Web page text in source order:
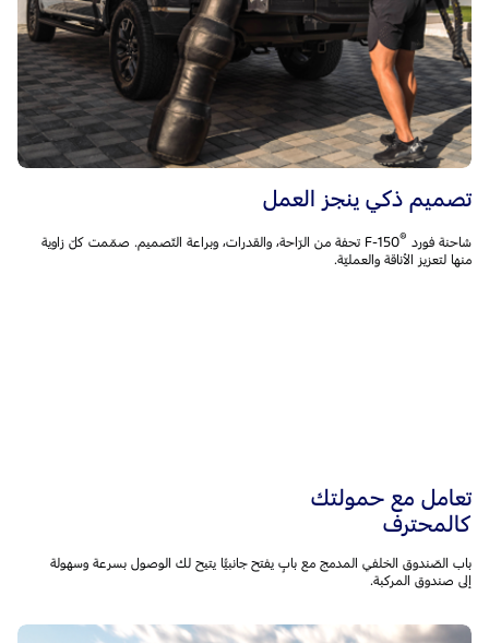
تصميم ذكي ينجز العمل
شاحنة فورد F-150 ®‎
تحفة من الرّاحة، والقدرات، وبراعة التّصميم. صمّمت كلّ زاوية
منها لتعزيز الأناقة والعمليّة.
تعامل مع حمولتك
كالمحترف
باب الصّندوق الخلفي المدمج مع بابٍ يفتح جانبيًّا يتيح لك الوصول بسرعة وسهولة
إلى صندوق المركبة.